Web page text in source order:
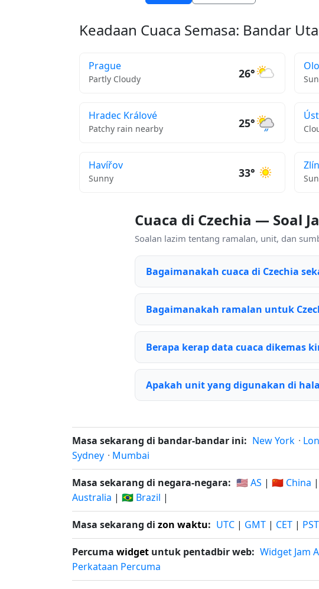
Keadaan Cuaca Semasa: Bandar
Prague
Partly Cloudy 26°
Hradec Králové
Patchy rain nearby 25°
Havířov
Sunny 33°
Zlín
Cuaca di Czechia — Soal
Soalan lazim tentang ramalan, unit, dan
Bagaimanakah cuaca di Czechia
Bagaimanakah ramalan untuk
Berapa kerap data cuaca dikemas
Apakah unit yang digunakan di
Masa sekarang di bandar-bandar ini: New York ·
Sydney · Mumbai
Masa sekarang di negara-negara: 🇺🇸 AS | 🇨🇳 China |
Australia | 🇧🇷 Brazil |
Masa sekarang di zon waktu: UTC | GMT | CET | PST
Percuma widget untuk pentadbir web: Widget Jam
Perkataan Percuma